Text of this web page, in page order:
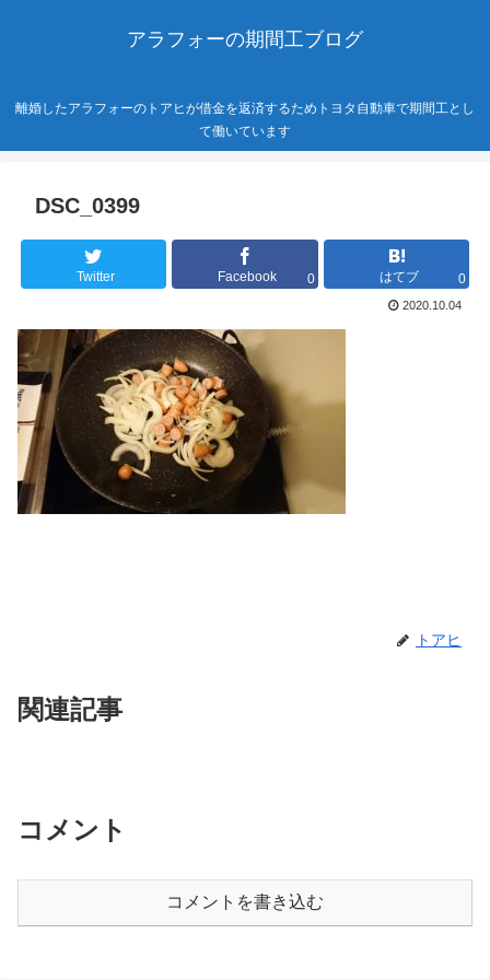
アラフォーの期間工ブログ
離婚したアラフォーのトアヒが借金を返済するためトヨタ自動車で期間工とし
て働いています
DSC_0399
Twitter Facebook 0 はてブ 0
2020.10.04
トアヒ
関連記事
コメント
コメントを書き込む